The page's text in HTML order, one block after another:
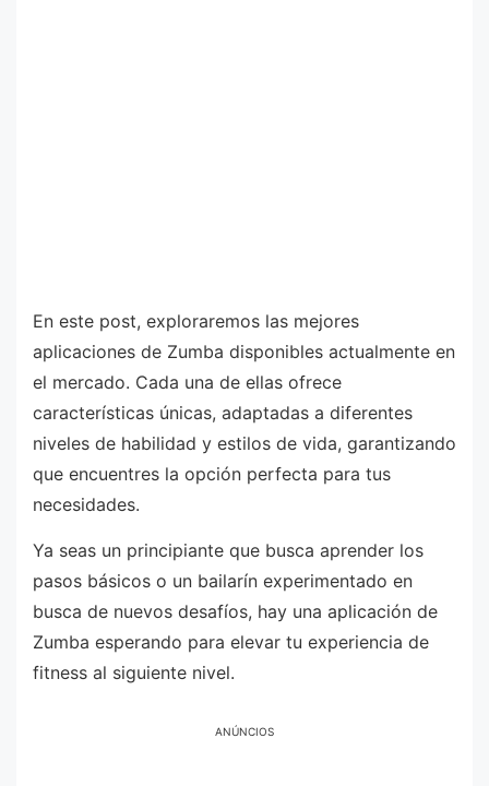
En este post, exploraremos las mejores
aplicaciones de Zumba disponibles actualmente en
el mercado. Cada una de ellas ofrece
características únicas, adaptadas a diferentes
niveles de habilidad y estilos de vida, garantizando
que encuentres la opción perfecta para tus
necesidades.
Ya seas un principiante que busca aprender los
pasos básicos o un bailarín experimentado en
busca de nuevos desafíos, hay una aplicación de
Zumba esperando para elevar tu experiencia de
fitness al siguiente nivel.
ANÚNCIOS